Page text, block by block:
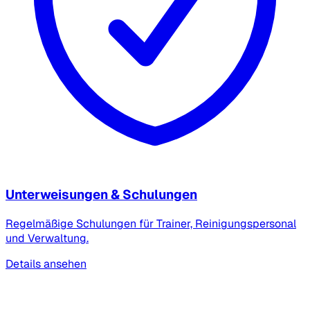
Unterweisungen & Schulungen
Regelmäßige Schulungen für Trainer, Reinigungspersonal
und Verwaltung.
Details ansehen